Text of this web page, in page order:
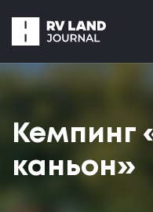
Кемпинг
каньон»